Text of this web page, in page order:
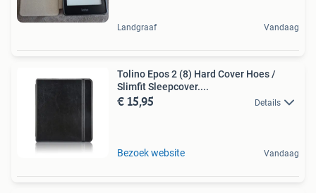
Landgraaf Vandaag
Tolino Epos 2 (8) Hard Cover Hoes /
Slimfit Sleepcover....
€ 15,95 Details
Bezoek website Vandaag